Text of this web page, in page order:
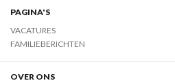
PAGINA'S
VACATURES
FAMILIEBERICHTEN
OVER ONS